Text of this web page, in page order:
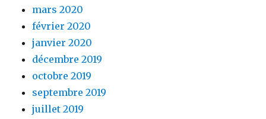
mars 2020
février 2020
janvier 2020
décembre 2019
octobre 2019
septembre 2019
juillet 2019